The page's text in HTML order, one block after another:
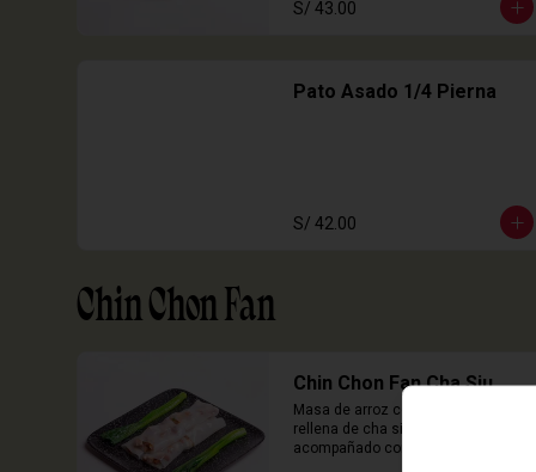
S/ 43.00
Pato Asado 1/4 Pierna
S/ 42.00
Chin Chon Fan
Chin Chon Fan Cha Siu
Masa de arroz cocida en laminas
rellena de cha siu, cebolla china
acompañado con salsa de sillao